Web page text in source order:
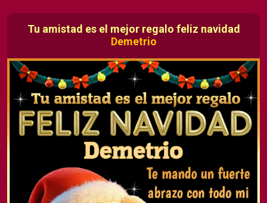
Tu amistad es el mejor regalo feliz navidad
Demetrio